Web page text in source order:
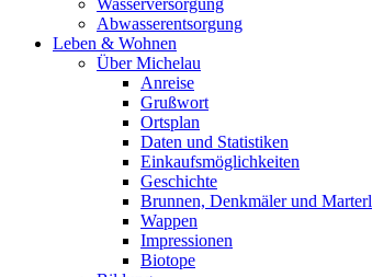
Wasserversorgung
Abwasserentsorgung
Leben & Wohnen
Über Michelau
Anreise
Grußwort
Ortsplan
Daten und Statistiken
Einkaufsmöglichkeiten
Geschichte
Brunnen, Denkmäler und Marterl
Wappen
Impressionen
Biotope